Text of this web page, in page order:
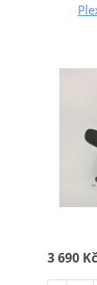
3 690 Kč